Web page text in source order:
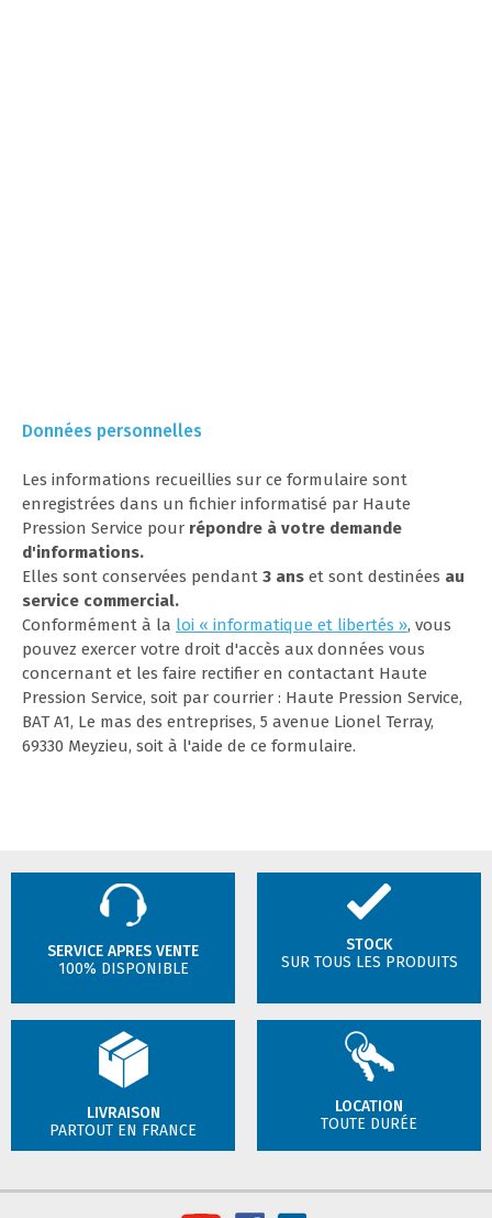
Données personnelles
Les informations recueillies sur ce formulaire sont
enregistrées dans un fichier informatisé par Haute
Pression Service pour répondre à votre demande
d'informations.
Elles sont conservées pendant 3 ans et sont destinées au
service commercial.
Conformément à la loi « informatique et libertés », vous
pouvez exercer votre droit d'accès aux données vous
concernant et les faire rectifier en contactant Haute
Pression Service, soit par courrier : Haute Pression Service,
BAT A1, Le mas des entreprises, 5 avenue Lionel Terray,
69330 Meyzieu, soit à l'aide de ce formulaire.
SERVICE APRES VENTE
100% DISPONIBLE
STOCK
SUR TOUS LES PRODUITS
LIVRAISON
PARTOUT EN FRANCE
LOCATION
TOUTE DURÉE